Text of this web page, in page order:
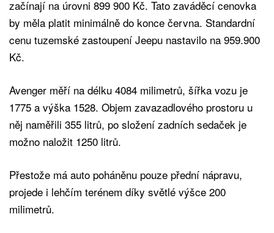
začínají na úrovni 899 900 Kč. Tato zaváděcí cenovka
by měla platit minimálně do konce června. Standardní
cenu tuzemské zastoupení Jeepu nastavilo na 959.900
Kč.
Avenger měří na délku 4084 milimetrů, šířka vozu je
1775 a výška 1528. Objem zavazadlového prostoru u
něj naměřili 355 litrů, po složení zadních sedaček je
možno naložit 1250 litrů.
Přestože má auto poháněnu pouze přední nápravu,
projede i lehčím terénem díky světlé výšce 200
milimetrů.